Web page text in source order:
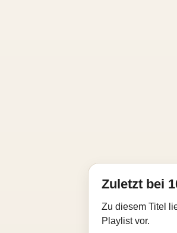
Zuletzt bei
Zu diesem Titel
Playlist vor.